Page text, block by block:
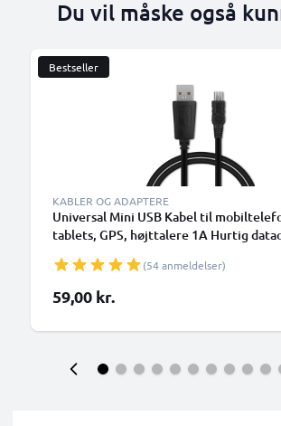
Du vil måske også
Bestseller
KABLER OG ADAPTERE
Universal Mini USB Kabel til
tablets, GPS, højttalere 1A Hurtig
(54 anmeldelser)
59,00 kr.